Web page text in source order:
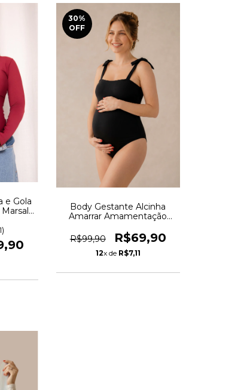
e Gola
30%
OFF
Body Gestante Alcinha
Amarrar Amamentação
AUR14
R$99,90 R$69,90
12x de R$7,11